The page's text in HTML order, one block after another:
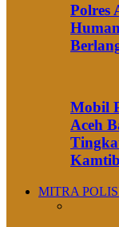
Polres
Mobil
Aceh
MITRA